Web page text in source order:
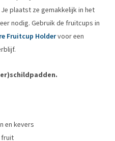
plaatst ze gemakkelijk in het
nodig. Gebruik de fruitcups in
Fruitcup Holdervoor een
en kevers
fruit